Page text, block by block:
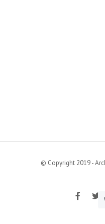
© Copyright 2019 -